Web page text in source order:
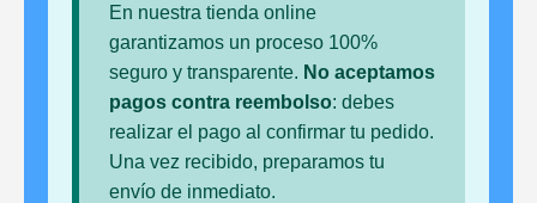
En nuestra tienda online
garantizamos un proceso 100%
seguro y transparente. No aceptamos
pagos contra reembolso: debes
realizar el pago al confirmar tu pedido.
Una vez recibido, preparamos tu
envío de inmediato.